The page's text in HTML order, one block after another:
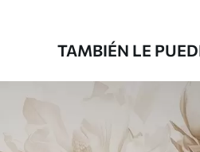
Vinilo Premium
175.00105.00S/m²
TAMBIÉN LE